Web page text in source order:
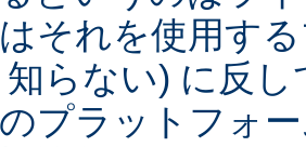
それを使用す
らない) に反
プラットフォ